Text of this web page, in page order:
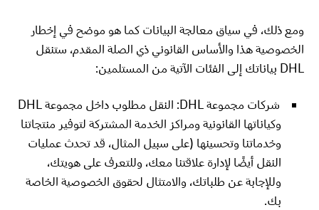
ومع ذلك، في سياق معالجة البيانات كما هو موضح في إخطار
الخصوصية هذا والأساس القانوني ذي الصلة المقدم، ستنقل
DHL بياناتك إلى الفئات الآتية من المستلمين:
شركات مجموعة DHL: النقل مطلوب داخل مجموعة DHL
وكياناتها القانونية ومراكز الخدمة المشتركة لتوفير منتجاتنا
وخدماتنا وتحسينها (على سبيل المثال، قد تحدث عمليات
النقل أيضًا لإدارة علاقتنا معك، وللتعرف على هويتك،
وللإجابة عن طلباتك، والامتثال لحقوق الخصوصية الخاصة
بك.